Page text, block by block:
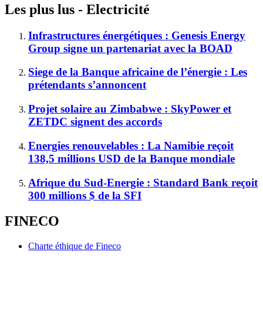
Les plus lus - Electricité
Infrastructures énergétiques : Genesis Energy
Group signe un partenariat avec la BOAD
Siege de la Banque africaine de l’énergie : Les
prétendants s’annoncent
Projet solaire au Zimbabwe : SkyPower et
ZETDC signent des accords
Energies renouvelables : La Namibie reçoit
138,5 millions USD de la Banque mondiale
Afrique du Sud-Energie : Standard Bank reçoit
300 millions $ de la SFI
FINECO
Charte éthique de Fineco